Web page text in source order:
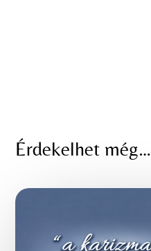
Érdekelhet még…